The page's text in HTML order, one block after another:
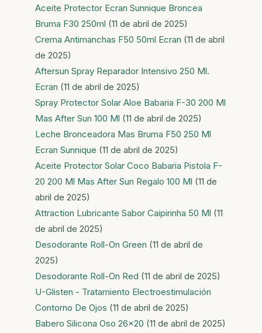
Aceite Protector Ecran Sunnique Broncea
Bruma F30 250ml (11 de abril de 2025)
Crema Antimanchas F50 50ml Ecran (11 de abril
de 2025)
Aftersun Spray Reparador Intensivo 250 Ml.
Ecran (11 de abril de 2025)
Spray Protector Solar Aloe Babaria F-30 200 Ml
Mas After Sun 100 Ml (11 de abril de 2025)
Leche Bronceadora Mas Bruma F50 250 Ml
Ecran Sunnique (11 de abril de 2025)
Aceite Protector Solar Coco Babaria Pistola F-
20 200 Ml Mas After Sun Regalo 100 Ml (11 de
abril de 2025)
Attraction Lubricante Sabor Caipirinha 50 Ml (11
de abril de 2025)
Desodorante Roll-On Green (11 de abril de
2025)
Desodorante Roll-On Red (11 de abril de 2025)
U-Glisten - Tratamiento Electroestimulación
Contorno De Ojos (11 de abril de 2025)
Babero Silicona Oso 26x20 (11 de abril de 2025)